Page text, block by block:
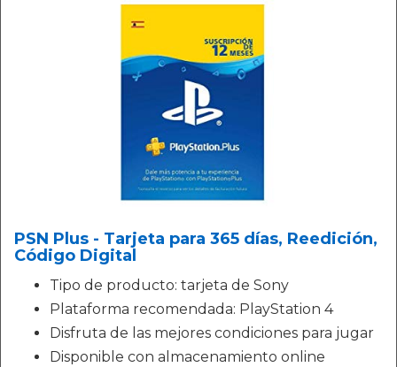
PSN Plus - Tarjeta para 365 días, Reedición,
Código Digital
Tipo de producto: tarjeta de Sony
Plataforma recomendada: PlayStation 4
Disfruta de las mejores condiciones para jugar
Disponible con almacenamiento online